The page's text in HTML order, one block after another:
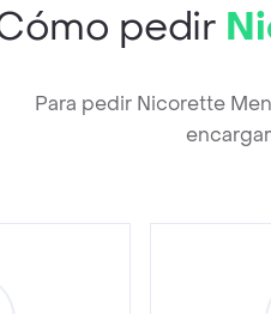
pedir
Para pedir Nicorette